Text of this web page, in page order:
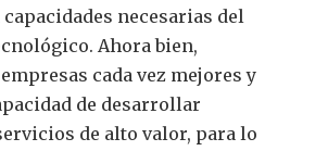
necesarias del
Ahora bien,
cada vez mejores y
de desarrollar
de alto valor, para lo